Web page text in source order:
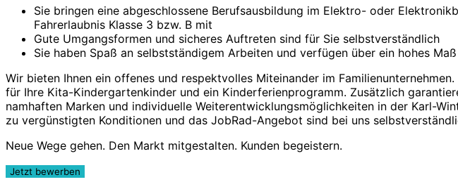
Sie bringen eine abgeschlossene Berufsausbildung im Elektro- oder
Fahrerlaubnis Klasse 3 bzw. B mit
Gute Umgangsformen und sicheres Auftreten sind für Sie selbstverständlich
Sie haben Spaß an selbstständigem Arbeiten und verfügen über ein hohes
Wir bieten Ihnen ein offenes und respektvolles Miteinander im
für Ihre Kita-Kindergartenkinder und ein Kinderferienprogramm. Zusätzlich
namhaften Marken und individuelle Weiterentwicklungsmöglichkeiten in der Karl-
zu vergünstigten Konditionen und das JobRad-Angebot sind bei uns
Neue Wege gehen. Den Markt mitgestalten. Kunden begeistern.